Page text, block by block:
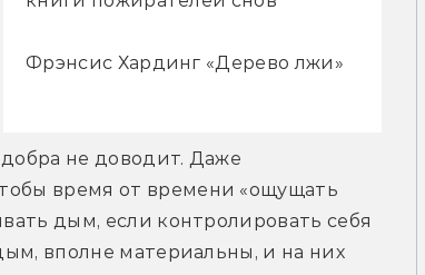
Фрэнсис Хардинг «Дерево лжи»
не доводит. Даже
время от времени «ощущать
дым, если контролировать себя
вполне материальны, и на них